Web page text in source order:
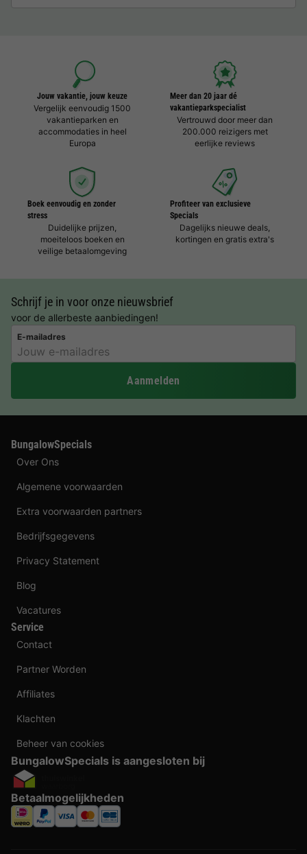
Jouw vakantie, jouw keuze
Vergelijk eenvoudig 1500
vakantieparken en
accommodaties in heel
Europa
Meer dan 20 jaar dé
vakantieparkspecialist
Vertrouwd door meer dan
200.000 reizigers met
eerlijke reviews
Boek eenvoudig en zonder
stress
Duidelijke prijzen,
moeiteloos boeken en
veilige betaalomgeving
Profiteer van exclusieve
Specials
Dagelijks nieuwe deals,
kortingen en gratis extra's
Schrijf je in voor onze nieuwsbrief
voor de allerbeste aanbiedingen!
E-mailadres
Aanmelden
BungalowSpecials
Over Ons
Algemene voorwaarden
Extra voorwaarden partners
Bedrijfsgegevens
Privacy Statement
Blog
Vacatures
Service
Contact
Partner Worden
Affiliates
Klachten
Beheer van cookies
BungalowSpecials is aangesloten bij
Betaalmogelijkheden